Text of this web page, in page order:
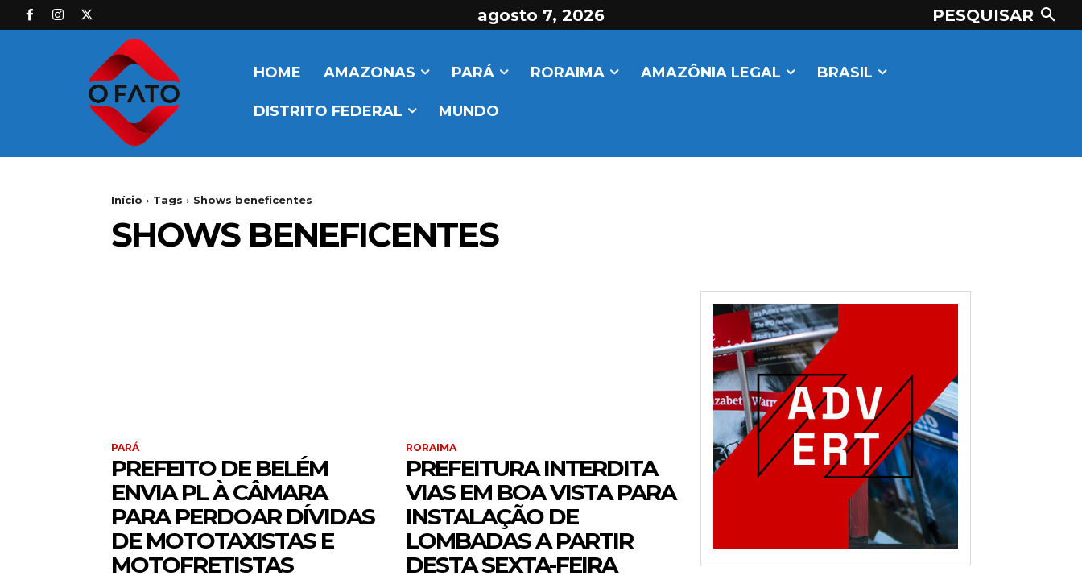
agosto 7, 2026 PESQUISAR
HOME AMAZONAS PARÁ RORAIMA AMAZÔNIA LEGAL BRASIL
DISTRITO FEDERAL MUNDO
Início Tags Shows beneficentes
SHOWS BENEFICENTES
PARÁ
PREFEITO DE BELÉM
ENVIA PL À CÂMARA
PARA PERDOAR DÍVIDAS
DE MOTOTAXISTAS E
MOTOFRETISTAS
RORAIMA
PREFEITURA INTERDITA
VIAS EM BOA VISTA PARA
INSTALAÇÃO DE
LOMBADAS A PARTIR
DESTA SEXTA-FEIRA